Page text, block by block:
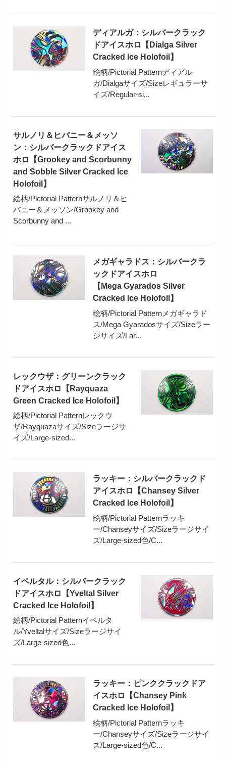
ディアルガ：シルバークラック
ドアイスホロ【Dialga Silver
Cracked Ice Holofoil】
絵柄/Pictorial Patternディアル
ガ/Dialgaサイズ/Sizeレギュラーサ
イズ/Regular-si...
サルノリ＆ヒバニー＆メッソ
ン：シルバークラックドアイス
ホロ【Grookey and Scorbunny
and Sobble Silver Cracked Ice
Holofoil】
絵柄/Pictorial Patternサルノリ＆ヒ
バニー＆メッソン/Grookey and
Scorbunny and ...
メガギャラドス：シルバークラ
ックドアイスホロ
【Mega Gyarados Silver
Cracked Ice Holofoil】
絵柄/Pictorial Patternメガギャラド
ス/Mega Gyaradosサイズ/Sizeラー
ジサイズ/Lar...
レックウザ：グリーンクラック
ドアイスホロ【Rayquaza
Green Cracked Ice Holofoil】
絵柄/Pictorial Patternレックウ
ザ/Rayquazaサイズ/Sizeラージサ
イズ/Large-sized...
ラッキー：シルバークラックド
アイスホロ【Chansey Silver
Cracked Ice Holofoil】
絵柄/Pictorial Patternラッキ
ー/Chanseyサイズ/Sizeラージサイ
ズ/Large-sized色/C...
イベルタル：シルバークラック
ドアイスホロ【Yveltal Silver
Cracked Ice Holofoil】
絵柄/Pictorial Patternイベルタ
ル/Yveltalサイズ/Sizeラージサイ
ズ/Large-sized色...
ラッキー：ピンククラックドア
イスホロ【Chansey Pink
Cracked Ice Holofoil】
絵柄/Pictorial Patternラッキ
ー/Chanseyサイズ/Sizeラージサイ
ズ/Large-sized色/C...